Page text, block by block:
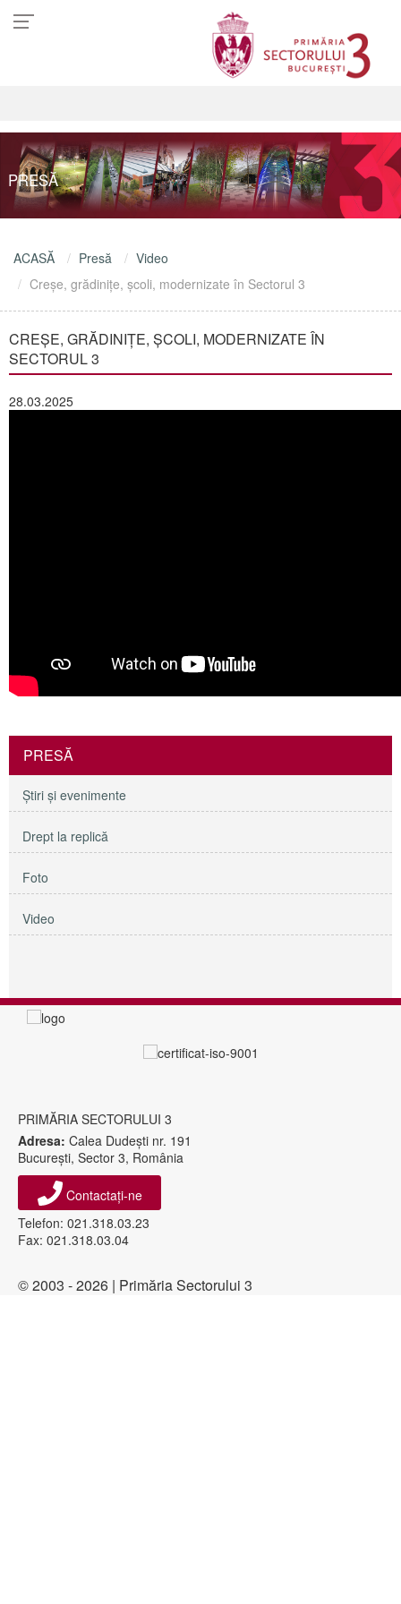
PRESĂ
ACASĂ Presă
Video
Creșe, grădinițe, școli, modernizate în Sectorul 3
CREȘE, GRĂDINIȚE, ȘCOLI, MODERNIZATE ÎN
SECTORUL 3
28.03.2025
PRESĂ
Ştiri şi evenimente
Drept la replică
Foto
Video
PRIMĂRIA SECTORULUI 3
Adresa: Calea Dudeşti nr. 191
Bucureşti, Sector 3, România
Contactați-ne
Telefon: 021.318.03.23
Fax: 021.318.03.04
© 2003 - 2026 | Primăria Sectorului 3